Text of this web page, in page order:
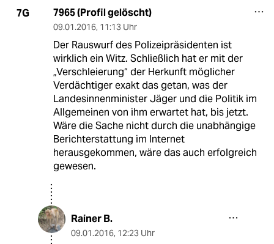
7G 7965 (Profil gelöscht)
09.01.2016, 11:13 Uhr
Der Rauswurf des Polizeipräsidenten ist
wirklich ein Witz. Schließlich hat er mit der
„Verschleierung“ der Herkunft möglicher
Verdächtiger exakt das getan, was der
Landesinnenminister Jäger und die Politik im
Allgemeinen von ihm erwartet hat, bis jetzt.
Wäre die Sache nicht durch die unabhängige
Berichterstattung im Internet
herausgekommen, wäre das auch erfolgreich
gewesen.
Rainer B.
09.01.2016, 12:23 Uhr